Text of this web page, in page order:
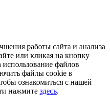
работы сайта и анализа
или кликая на кнопку
файлов
файлы cookie в
ознакомиться с нашей
нажмите здесь.